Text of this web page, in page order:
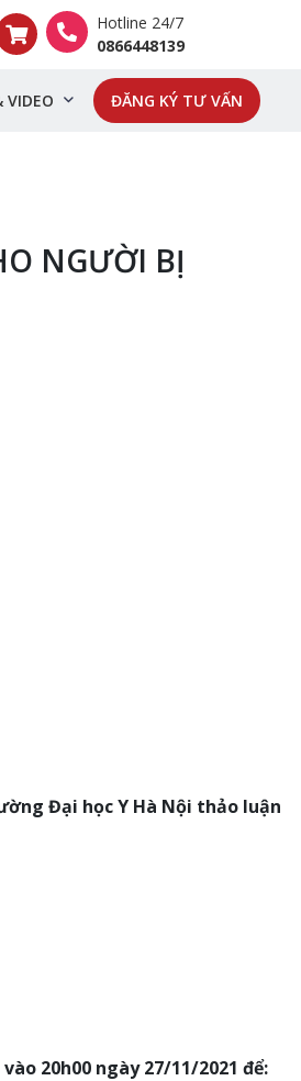
Hotline 24/7
0866448139
VIDEO ĐĂNG KÝ TƯ VẤN
NGƯỜI BỊ
Đại học Y Hà Nội thảo luận
20h00 ngày 27/11/2021 để: